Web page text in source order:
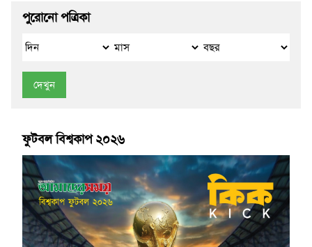
পুরোনো পত্রিকা
দেখুন
ফুটবল বিশ্বকাপ ২০২৬